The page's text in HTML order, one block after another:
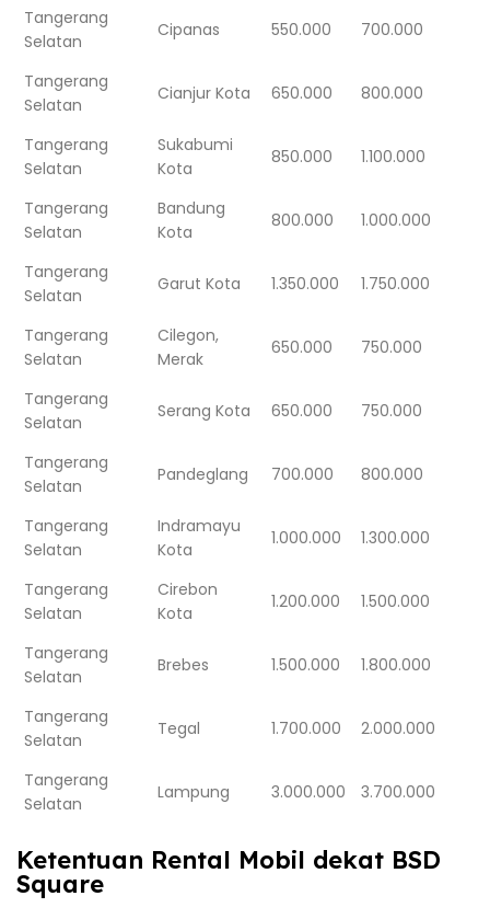
Tangerang
Selatan
Cipanas 550.000 700.000
Tangerang
Selatan
Cianjur Kota 650.000 800.000
Tangerang
Selatan
Sukabumi
Kota
850.000 1.100.000
Tangerang
Selatan
Bandung
Kota
800.000 1.000.000
Tangerang
Selatan
Garut Kota 1.350.000 1.750.000
Tangerang
Selatan
Cilegon,
Merak
650.000 750.000
Tangerang
Selatan
Serang Kota 650.000 750.000
Tangerang
Selatan
Pandeglang 700.000 800.000
Tangerang
Selatan
Indramayu
Kota
1.000.000 1.300.000
Tangerang
Selatan
Cirebon
Kota
1.200.000 1.500.000
Tangerang
Selatan
Brebes 1.500.000 1.800.000
Tangerang
Selatan
Tegal 1.700.000 2.000.000
Tangerang
Selatan
Lampung 3.000.000 3.700.000
Ketentuan Rental Mobil dekat BSD
Square